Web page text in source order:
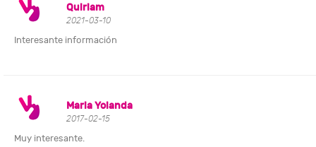
Quiriam
2021-03-10
Interesante información
Maria Yolanda
2017-02-15
Muy interesante.